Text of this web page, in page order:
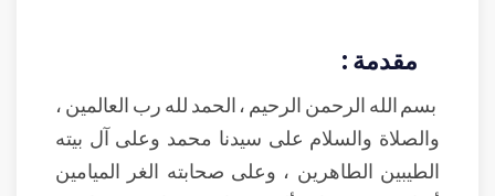
مقدمة :
بسم الله الرحمن الرحيم ، الحمد لله رب العالمين ،
والصلاة والسلام على سيدنا محمد وعلى آل بيته
الطيبين الطاهرين ، وعلى صحابته الغر الميامين